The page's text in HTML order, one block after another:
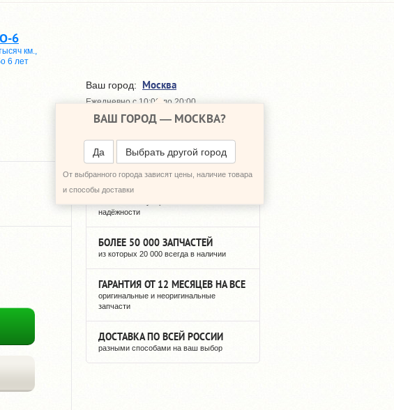
6
км.,
6 лет
Ваш город: Москва
ВАШ ГОРОД — МОСКВА?
Да Выбрать другой город
От выбранного города зависят цены, наличие товара
и способы доставки
ПЕРЕЗВОНИТЬ МНЕ
Ежедневно с 10:00 до 20:00
+7 (495) 648-64-30
12 ЛЕТ РЕГУЛЯРНЫХ ПОСТАВОК
надёжности
БОЛЕЕ 50 000 ЗАПЧАСТЕЙ
из которых 20 000 всегда в наличии
ГАРАНТИЯ ОТ 12 МЕСЯЦЕВ НА ВСЕ
оригинальные и неоригинальные
запчасти
ДОСТАВКА ПО ВСЕЙ РОССИИ
разными способами на ваш выбор